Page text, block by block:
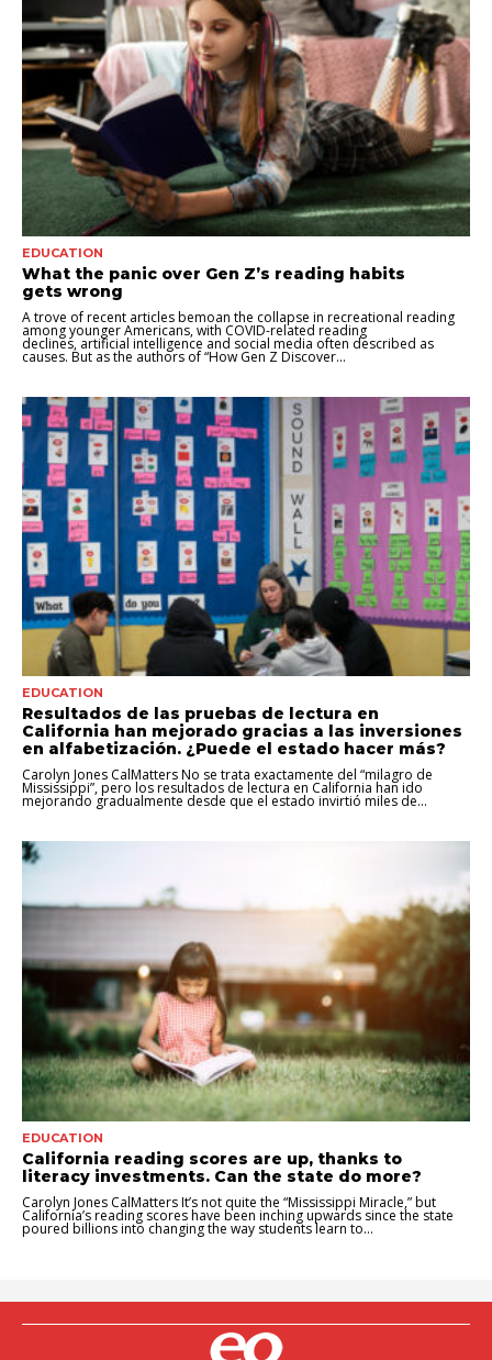
EDUCATION
What the panic over Gen Z’s reading habits
gets wrong
A trove of recent articles bemoan the collapse in recreational reading
among younger Americans, with COVID-related reading
declines, artificial intelligence and social media often described as
causes. But as the authors of “How Gen Z Discover...
EDUCATION
Resultados de las pruebas de lectura en
California han mejorado gracias a las inversiones
en alfabetización. ¿Puede el estado hacer más?
Carolyn Jones CalMatters No se trata exactamente del “milagro de
Mississippi”, pero los resultados de lectura en California han ido
mejorando gradualmente desde que el estado invirtió miles de...
EDUCATION
California reading scores are up, thanks to
literacy investments. Can the state do more?
Carolyn Jones CalMatters It’s not quite the “Mississippi Miracle,” but
California’s reading scores have been inching upwards since the state
poured billions into changing the way students learn to...